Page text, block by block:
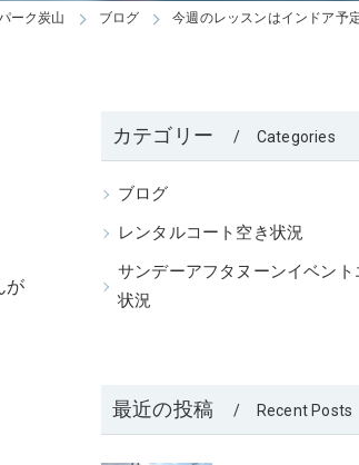
ーク炭山 ブログ 今週のレッスンはインドア予
が
カテゴリー Categories
ブログ
レンタルコート空き状況
サンデーアフタヌーンイベント
状況
最近の投稿 Recent Posts